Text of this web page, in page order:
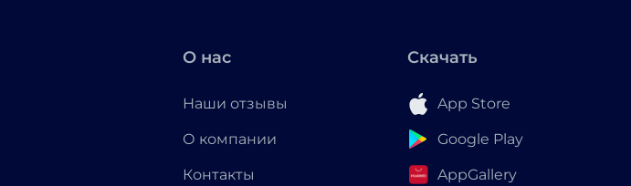
О нас
Наши отзывы
О компании
Контакты
Скачать
App Store
Google Play
AppGallery